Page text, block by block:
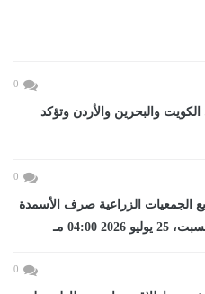
0
والبحرين والأردن وتؤكد
0
الجمعيات الزراعية صرف الأسمدة
04:00 مـ
0